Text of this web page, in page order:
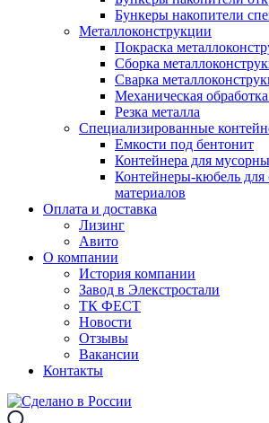
Бункеры накопители
Металлоконструкции
Покраска
Сборка
Сварка
Механическая
Резка металла
Специализированные
Емкости под бентонит
Контейнера для
Контейнеры-кюбель
материалов
Оплата и доставка
Лизинг
Авито
О компании
История компании
Завод в Элекстростали
ТК ФЕСТ
Новости
Отзывы
Вакансии
Контакты